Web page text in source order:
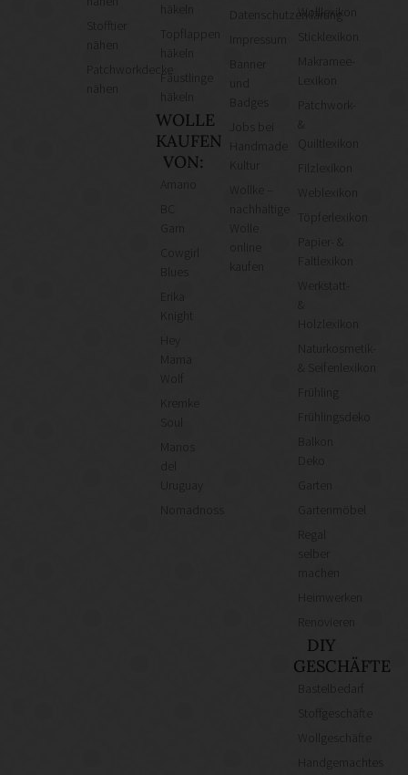
Stofftier
Patchworkdecke
häkeln
Topflappen
häkeln
Fäustlinge
häkeln
WOLLE
KAUFEN
VON:
Cowgirl
Knight
Mama
Wolf
Kremke
Manos
Uruguay
Nomadnoss
Datenschutzerklärung
Kultur
Wollke –
nachhaltige
kaufen
Wolllexikon
Sticklexikon
Makramee-
Lexikon
Patchwork-
&
Quiltlexikon
Weblexikon
Töpferlexikon
Papier- &
Faltlexikon
Werkstatt-
&
Holzlexikon
Naturkosmetik-
& Seifenlexikon
Frühling
Frühlingsdeko
Balkon
Deko
Garten
Gartenmöbel
Regal
Heimwerken
DIY
GESCHÄFTE
Bastelbedarf
Stoffgeschäfte
Wollgeschäfte
Handgemachtes